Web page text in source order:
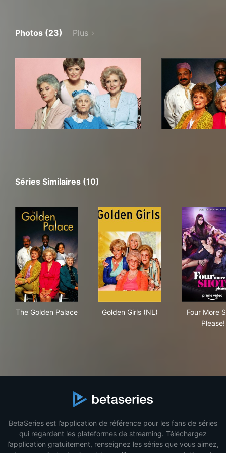
Photos (23) Plus
Séries Similaires (10)
The Golden Palace Golden Girls (NL)
Four More
Please!
BetaSeries est l’application de référence pour les fans de séries
qui regardent les plateformes de streaming. Téléchargez
l’application gratuitement, renseignez les séries que vous aimez,